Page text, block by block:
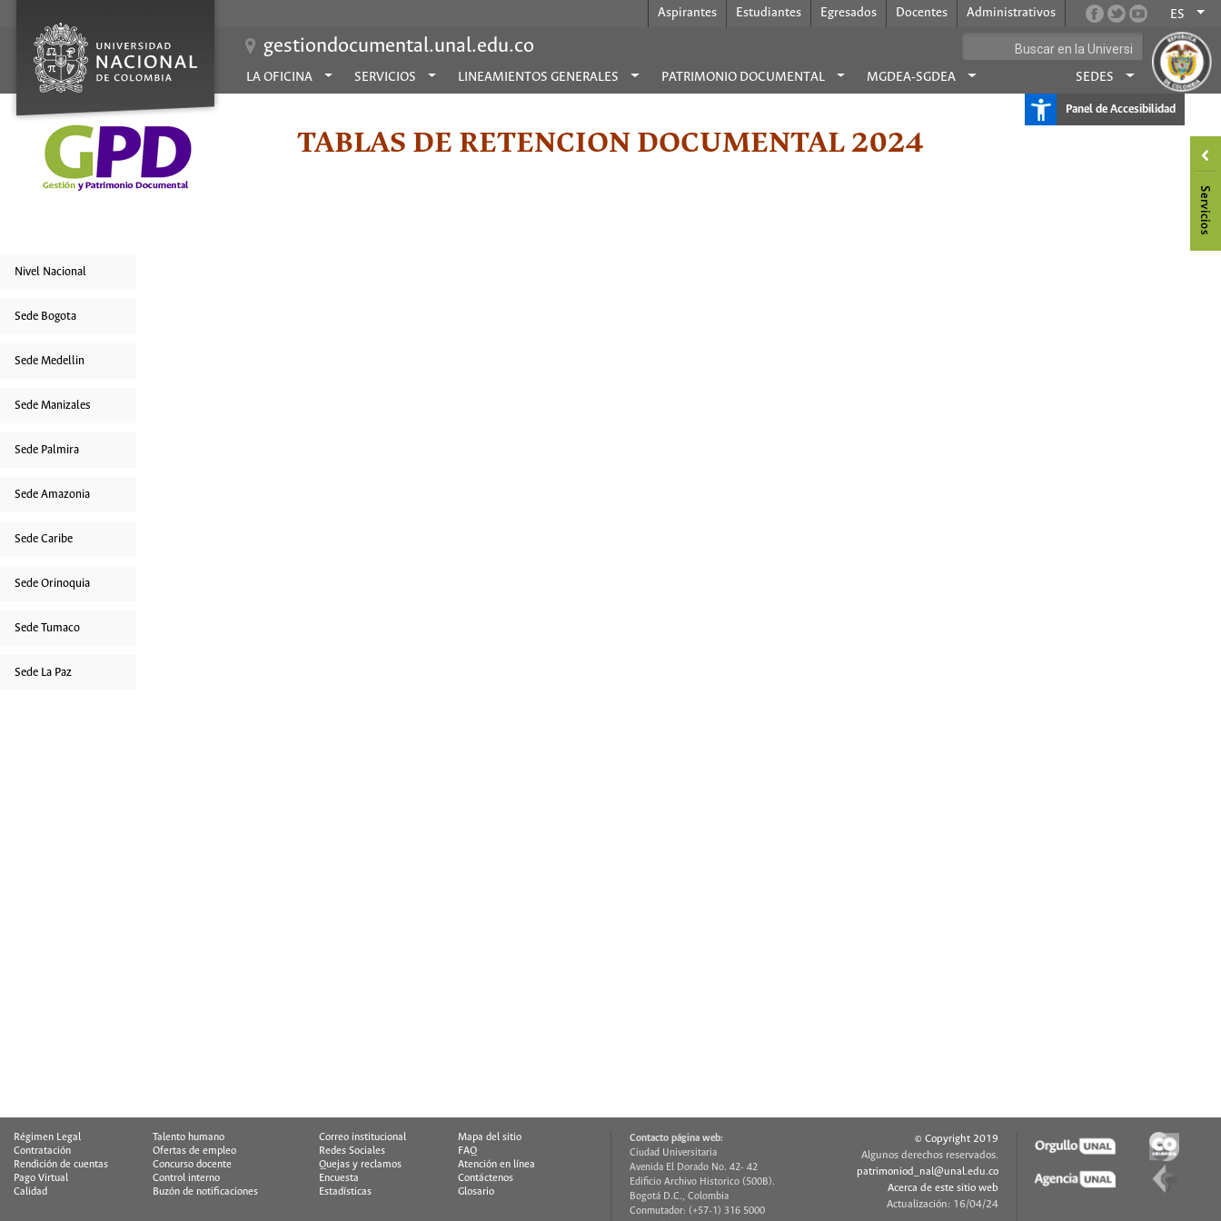
Aspirantes Estudiantes Egresados Docentes Administrativos ES
gestiondocumental.unal.edu.co
LA OFICINA SERVICIOS LINEAMIENTOS GENERALES PATRIMONIO DOCUMENTAL MGDEA-SGDEA SEDES
Panel de Accesibilidad
TABLAS DE RETENCION DOCUMENTAL 2024
Nivel Nacional
Sede Bogota
Sede Medellin
Sede Manizales
Sede Palmira
Sede Amazonia
Sede Caribe
Sede Orinoquia
Sede Tumaco
Sede La Paz
Régimen Legal
Talento humano
Contratación
Ofertas de empleo
Rendición de cuentas
Concurso docente
Pago Virtual
Control interno
Calidad
Buzón de notificaciones
Correo institucional
Mapa del sitio
Redes Sociales
FAQ
Quejas y reclamos
Atención en línea
Encuesta
Contáctenos
Estadísticas
Glosario
Contacto página web:
Ciudad Universitaria
Avenida El Dorado No. 42- 42
Edificio Archivo Historico (500B).
Bogotá D.C., Colombia
Conmutador: (+57-1) 316 5000
© Copyright 2019
Algunos derechos reservados.
patrimoniod_nal@unal.edu.co
Acerca de este sitio web
Actualización: 16/04/24